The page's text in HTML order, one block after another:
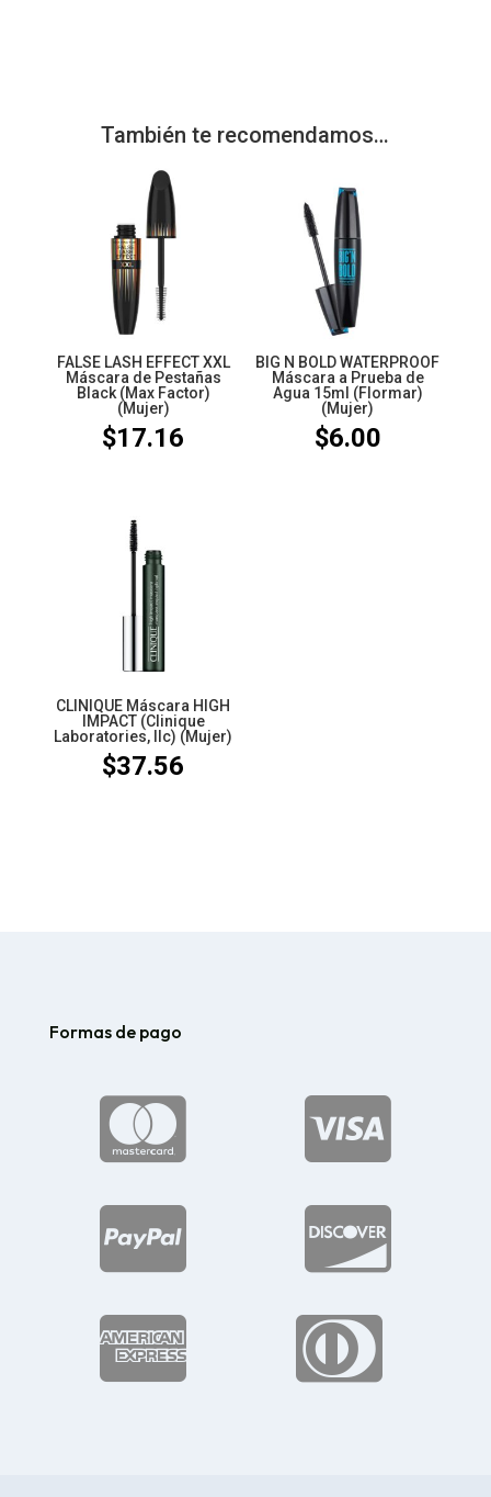
También te recomendamos…
FALSE LASH EFFECT XXL
Máscara de Pestañas
Black (Max Factor)
(Mujer)
$17.16
BIG N BOLD WATERPROOF
Máscara a Prueba de
Agua 15ml (Flormar)
(Mujer)
$6.00
CLINIQUE Máscara HIGH
IMPACT (Clinique
Laboratories, llc) (Mujer)
$37.56
Formas de pago





